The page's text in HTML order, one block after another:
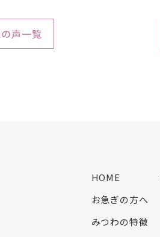
声一覧
HOME
お急ぎの方へ
みつわの特徴